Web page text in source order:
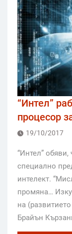
“Интел”
процесор
19/10/2017
“Интел”
специално
интелект.
промяна…
на
Брайън